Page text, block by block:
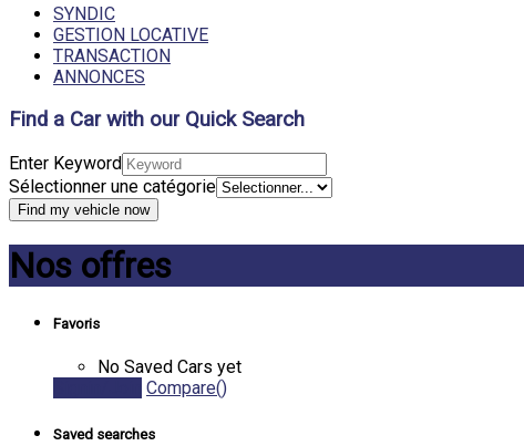
SYNDIC
GESTION LOCATIVE
TRANSACTION
ANNONCES
Find a Car with our Quick Search
Enter Keyword
Sélectionner une catégorie
Nos offres
Favoris
No Saved Cars yet
Compare()
Saved searches